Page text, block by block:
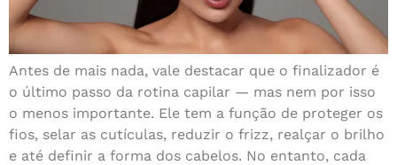
Antes de mais nada, vale destacar que o finalizador é
o último passo da rotina capilar — mas nem por isso
o menos importante. Ele tem a função de proteger os
fios, selar as cutículas, reduzir o frizz, realçar o brilho
e até definir a forma dos cabelos. No entanto, cada